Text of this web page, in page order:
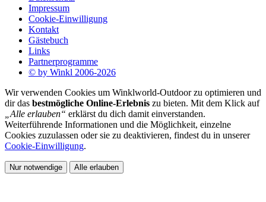
Impressum
Cookie-Einwilligung
Kontakt
Gästebuch
Links
Partnerprogramme
© by Winkl 2006-2026
Wir verwenden Cookies um Winklworld-Outdoor zu optimieren und
dir das bestmögliche Online-Erlebnis zu bieten. Mit dem Klick auf
„Alle erlauben“ erklärst du dich damit einverstanden.
Weiterführende Informationen und die Möglichkeit, einzelne
Cookies zuzulassen oder sie zu deaktivieren, findest du in unserer
Cookie-Einwilligung.
Nur notwendige Alle erlauben